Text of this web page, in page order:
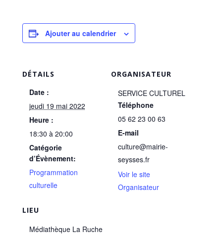
Ajouter au calendrier
DÉTAILS
Date :
jeudi 19 mai 2022
Heure :
18:30 à 20:00
Catégorie
d’Évènement:
Programmation
culturelle
LIEU
Médiathèque La Ruche
ORGANISATEUR
SERVICE CULTUREL
Téléphone
05 62 23 00 63
E-mail
culture@mairie-
seysses.fr
Voir le site
Organisateur